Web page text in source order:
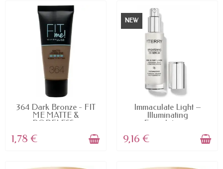
AVAILABLE
364 Dark Bronze - FIT
ME MATTE &
PORELESS...
1,78 €
NEW
AVAILABLE
Immaculate Light –
Illuminating
Foundation...
9,16 €